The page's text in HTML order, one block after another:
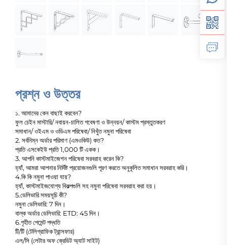
প্রশ্ন ও উত্তর
১. আমাদের কেন বাছাই করবেন?
ফুল চেইন মাস্টারি/ নবায়ন-চালিত গবেষণা ও উন্নয়ন/ কাস্টম প্রস্তুতকরণ
সমাধান/ ওইএম ও ওডিএম পরিষেবা/ নিখুঁত নমুনা পরিষেবা
2. সর্বনিম্ন অর্ডার পরিমাণ (এমওকিউ) কত?
প্রতি এসকেইউ প্রতি 1,000 টি একক।
3. আপনি কাস্টমাইজেশন পরিষেবা সরবরাহ করেন কি?
হ্যাঁ, আমরা আপনার নির্দিষ্ট প্রয়োজনগুলি পূরণ করতে অনুকূলিত সমাধান সরবরাহ করি।
4.কি কি নমুনা পাওয়া যায়?
হ্যাঁ, কাস্টমাইজযোগ্য বিকল্পগুলি সহ নমুনা পরিষেবা সরবরাহ করা হয়।
5.ডেলিভারি সময়সূচি কী?
নমুনা ডেলিভারি: 7 দিন।
বাল্ক অর্ডার ডেলিভারি: ETD: 45 দিন।
6.গৃহীত পেমেন্ট পদ্ধতি
টি/টি (টেলিগ্রাফিক ট্রান্সফার)
এল/সি (লেটার অফ ক্রেডিট অ্যাট সাইট)